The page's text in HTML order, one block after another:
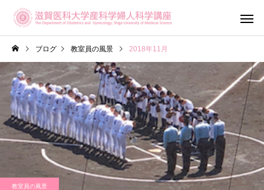
産科診療 婦人科診
ブログ 教室員の風景 2018年11月
教室員の風景